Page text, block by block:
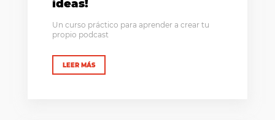
ideas!
Un curso práctico para aprender a crear tu
propio podcast
LEER MÁS